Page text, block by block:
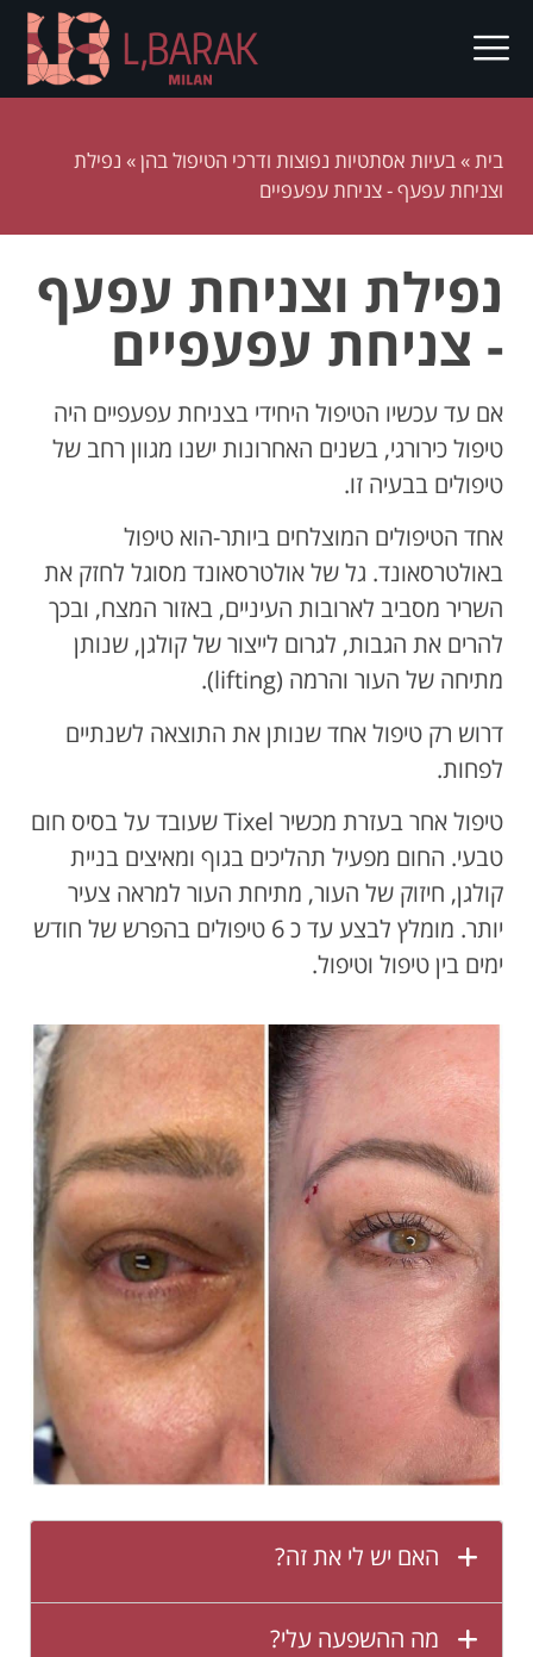
בית»בעיות אסתטיות נפוצות ודרכי הטיפול בהן» נפילת
וצניחת עפעף - צניחת עפעפיים
נפילת וצניחת עפעף
- צניחת עפעפיים
אם עד עכשיו הטיפול היחידי בצניחת עפעפיים היה
טיפול כירורגי, בשנים האחרונות ישנו מגוון רחב של
טיפולים בבעיה זו.
אחד הטיפולים המוצלחים ביותר-הוא טיפול
באולטרסאונד. גל של אולטרסאונד מסוגל לחזק את
השריר מסביב לארובות העיניים, באזור המצח, ובכך
להרים את הגבות, לגרום לייצור של קולגן, שנותן
מתיחה של העור והרמה (lifting).
דרוש רק טיפול אחד שנותן את התוצאה לשנתיים
לפחות.
טיפול אחר בעזרת מכשיר Tixel שעובד על בסיס חום
טבעי. החום מפעיל תהליכים בגוף ומאיצים בניית
קולגן, חיזוק של העור, מתיחת העור למראה צעיר
יותר. מומלץ לבצע עד כ 6 טיפולים בהפרש של חודש
ימים בין טיפול וטיפול.
האם יש לי את זה?
מה ההשפעה עלי?